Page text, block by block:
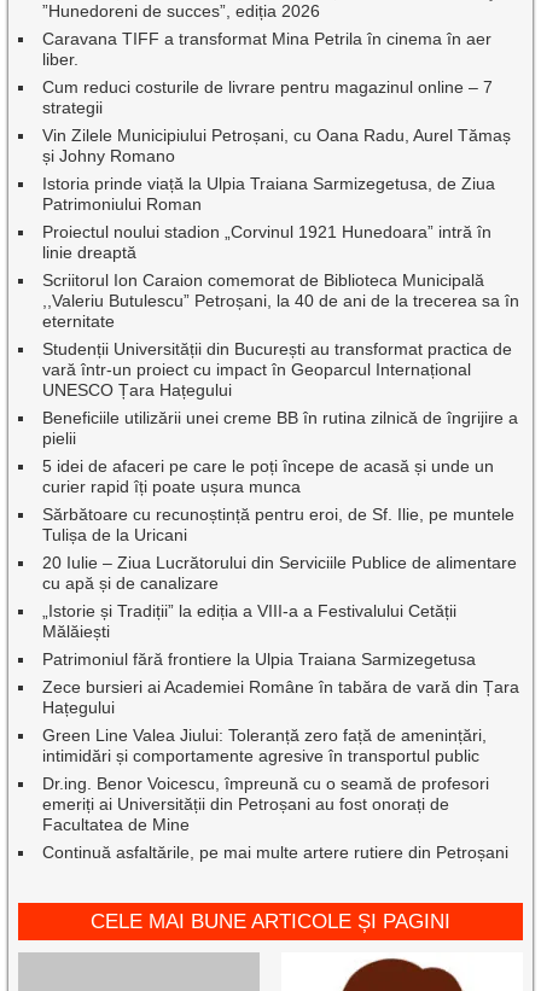
”Hunedoreni de succes”, ediția 2026
Caravana TIFF a transformat Mina Petrila în cinema în aer
liber.
Cum reduci costurile de livrare pentru magazinul online – 7
strategii
Vin Zilele Municipiului Petroșani, cu Oana Radu, Aurel Tămaș
și Johny Romano
Istoria prinde viață la Ulpia Traiana Sarmizegetusa, de Ziua
Patrimoniului Roman
Proiectul noului stadion „Corvinul 1921 Hunedoara” intră în
linie dreaptă
Scriitorul Ion Caraion comemorat de Biblioteca Municipală
,,Valeriu Butulescu” Petroșani, la 40 de ani de la trecerea sa în
eternitate
Studenții Universității din București au transformat practica de
vară într-un proiect cu impact în Geoparcul Internațional
UNESCO Țara Hațegului
Beneficiile utilizării unei creme BB în rutina zilnică de îngrijire a
pielii
5 idei de afaceri pe care le poți începe de acasă și unde un
curier rapid îți poate ușura munca
Sărbătoare cu recunoștință pentru eroi, de Sf. Ilie, pe muntele
Tulișa de la Uricani
20 Iulie – Ziua Lucrătorului din Serviciile Publice de alimentare
cu apă și de canalizare
„Istorie și Tradiții” la ediția a VIII-a a Festivalului Cetății
Mălăiești
Patrimoniul fără frontiere la Ulpia Traiana Sarmizegetusa
Zece bursieri ai Academiei Române în tabăra de vară din Țara
Hațegului
Green Line Valea Jiului: Toleranță zero față de amenințări,
intimidări și comportamente agresive în transportul public
Dr.ing. Benor Voicescu, împreună cu o seamă de profesori
emeriți ai Universității din Petroșani au fost onorați de
Facultatea de Mine
Continuă asfaltările, pe mai multe artere rutiere din Petroșani
CELE MAI BUNE ARTICOLE ȘI PAGINI